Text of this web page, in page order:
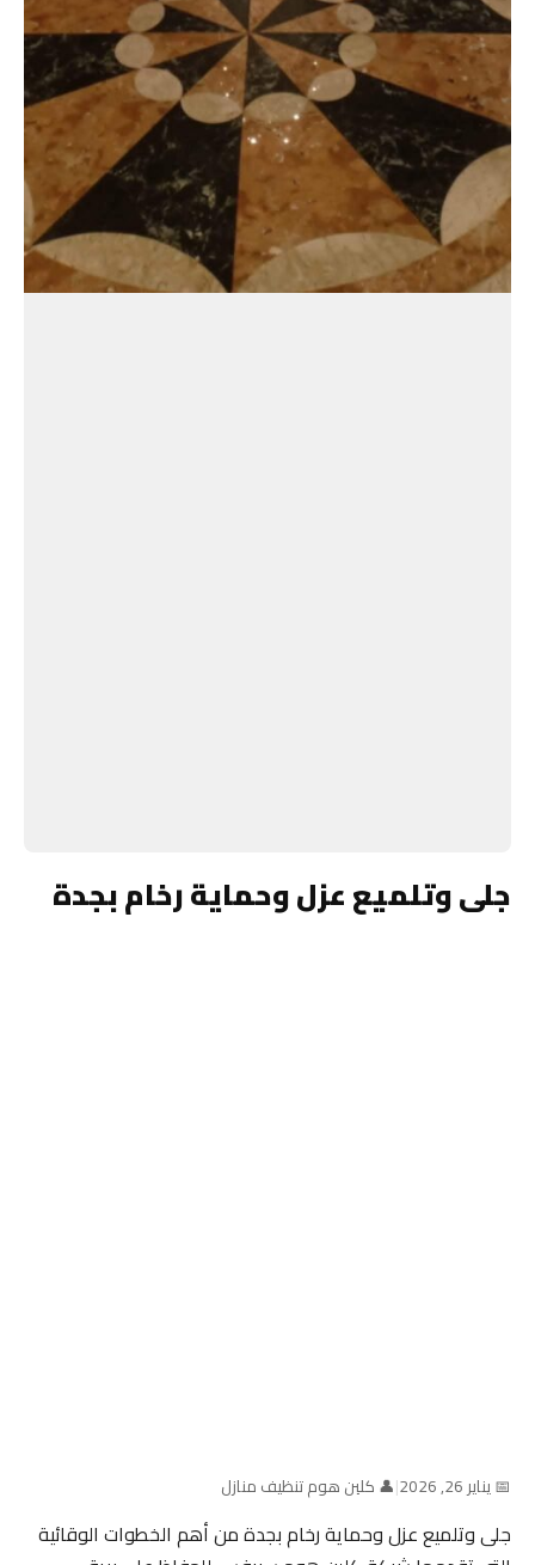
جلى وتلميع عزل وحماية رخام بجدة
📅 يناير 26, 2026 |👤 كلين هوم تنظيف منازل
جلى وتلميع عزل وحماية رخام بجدة من أهم الخطوات الوقائية